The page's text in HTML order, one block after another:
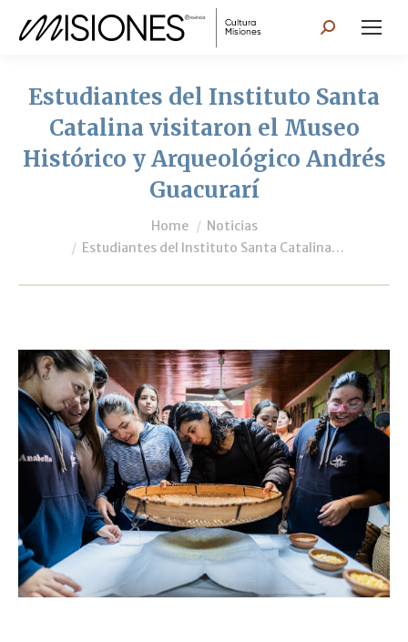
Search:
Estudiantes del Instituto Santa
Catalina visitaron el Museo
Histórico y Arqueológico Andrés
Guacurarí
Home
Noticias
Estudiantes del Instituto Santa Catalina…